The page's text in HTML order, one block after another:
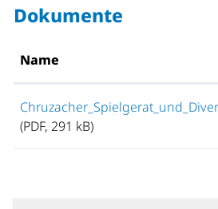
Dokumente
Name
(PDF, 291 kB)